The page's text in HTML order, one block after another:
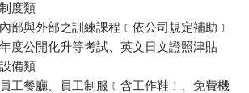
度類
與外部之訓練課程﹝依公司規定補助﹞
公開化升等考試、英文日文證照津貼
備類
餐廳、員工制服﹝含工作鞋﹞、免費機